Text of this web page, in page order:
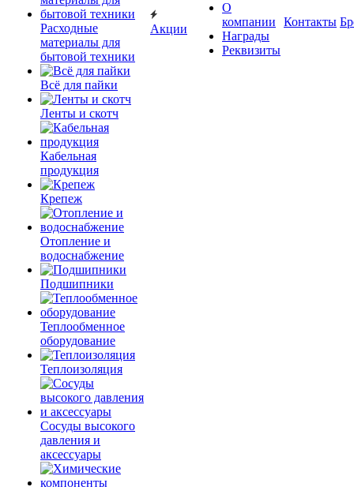
Расходные
материалы для
бытовой техники
Всё для пайки
Ленты и скотч
Кабельная
продукция
Крепеж
Отопление и
водоснабжение
Подшипники
Теплообменное
оборудование
Теплоизоляция
Сосуды высокого
давления и
аксессуары
Акции
О
компании
Награды
Реквизиты
Контакты